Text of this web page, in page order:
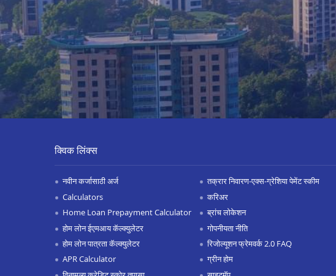
क्विक लिंक्स
नवीन कर्जासाठी अर्ज
Calculators
Home Loan Prepayment Calculator
होम लोन ईएमआय कॅल्क्युलेटर
होम लोन पात्रता कॅल्क्युलेटर
APR Calculator
तक्रार निवारण-एक्स-ग्रेशिया पेमेंट स्कीम
करिअर
ब्रांच लोकेशन
गोपनीयता नीति
रिजोल्यूशन फ्रेमवर्क 2.0 FAQ
ग्रीन होम